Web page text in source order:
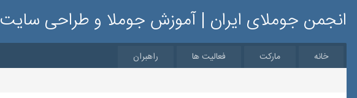
انجمن جوملای ایران | آموزش جوملا و طراحی سایت
خانه مارکت فعالیت ها راهبران